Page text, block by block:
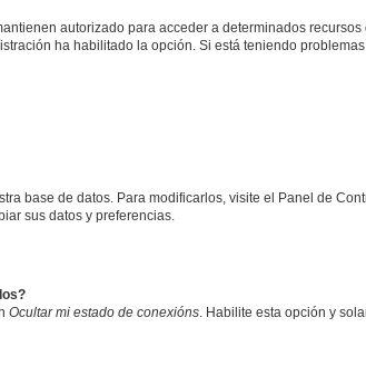
autorizado para acceder a determinados
ha habilitado la opción. Si está teniendo
base de datos. Para modificarlos, visite el Panel de
sus datos y preferencias.
Ocultar mi estado de conexións . Habilite esta opción y